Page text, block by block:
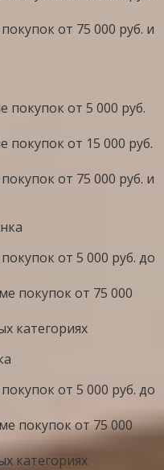
от 75 000 руб. и
покупок от 5 000 руб.
покупок от 15 000 руб.
от 75 000 руб. и
от 5 000 руб. до
покупок от 75 000
категориях
от 5 000 руб. до
покупок от 75 000
категориях